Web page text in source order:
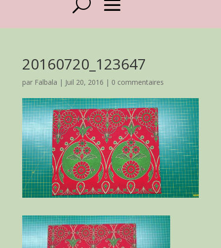
20160720_123647
par Falbala | Juil 20, 2016 | 0 commentaires